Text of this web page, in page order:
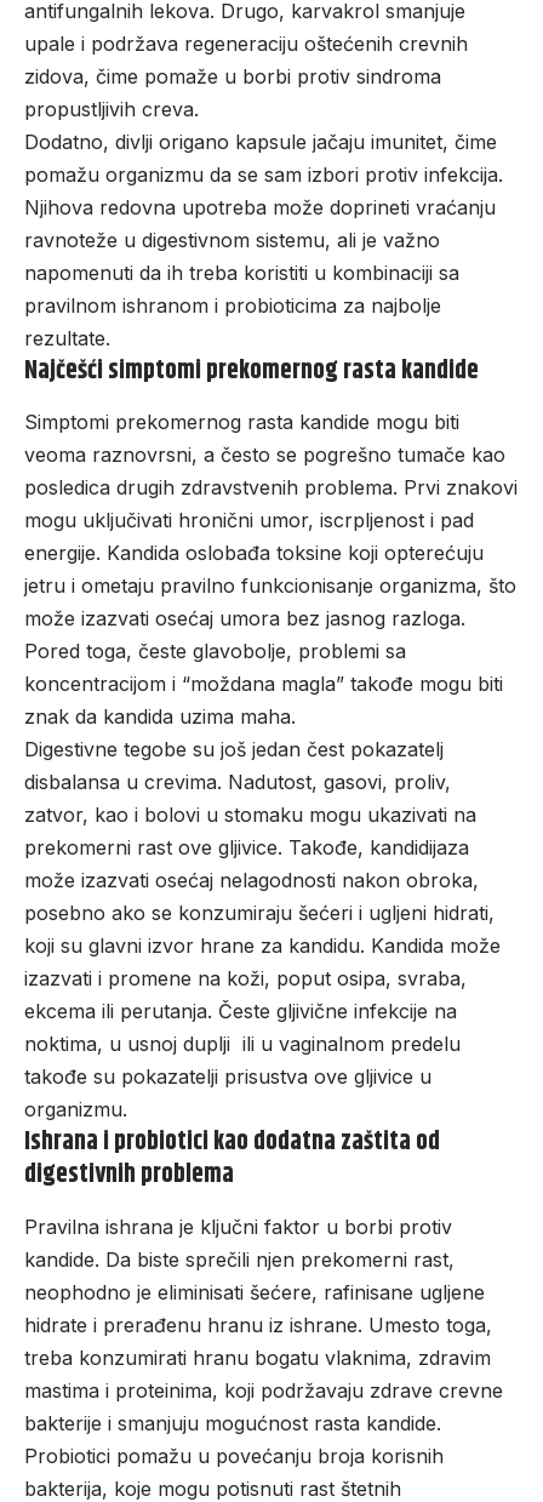
antifungalnih lekova. Drugo, karvakrol smanjuje
upale i podržava regeneraciju oštećenih crevnih
zidova, čime pomaže u borbi protiv sindroma
propustljivih creva.
Dodatno, divlji origano kapsule jačaju imunitet, čime
pomažu organizmu da se sam izbori protiv infekcija.
Njihova redovna upotreba može doprineti vraćanju
ravnoteže u digestivnom sistemu, ali je važno
napomenuti da ih treba koristiti u kombinaciji sa
pravilnom ishranom i probioticima za najbolje
rezultate.
Najčešći simptomi prekomernog rasta kandide
Simptomi prekomernog rasta kandide mogu biti
veoma raznovrsni, a često se pogrešno tumače kao
posledica drugih zdravstvenih problema. Prvi znakovi
mogu uključivati hronični umor, iscrpljenost i pad
energije. Kandida oslobađa toksine koji opterećuju
jetru i ometaju pravilno funkcionisanje organizma, što
može izazvati osećaj umora bez jasnog razloga.
Pored toga, česte glavobolje, problemi sa
koncentracijom i “moždana magla” takođe mogu biti
znak da kandida uzima maha.
Digestivne tegobe su još jedan čest pokazatelj
disbalansa u crevima. Nadutost, gasovi, proliv,
zatvor, kao i bolovi u stomaku mogu ukazivati na
prekomerni rast ove gljivice. Takođe, kandidijaza
može izazvati osećaj nelagodnosti nakon obroka,
posebno ako se konzumiraju šećeri i ugljeni hidrati,
koji su glavni izvor hrane za kandidu. Kandida može
izazvati i promene na koži, poput osipa, svraba,
ekcema ili perutanja. Česte gljivične infekcije na
noktima, u usnoj duplji ili u vaginalnom predelu
takođe su pokazatelji prisustva ove gljivice u
organizmu.
Ishrana i probiotici kao dodatna zaštita od
digestivnih problema
Pravilna ishrana je ključni faktor u borbi protiv
kandide. Da biste sprečili njen prekomerni rast,
neophodno je eliminisati šećere, rafinisane ugljene
hidrate i prerađenu hranu iz ishrane. Umesto toga,
treba konzumirati hranu bogatu vlaknima, zdravim
mastima i proteinima, koji podržavaju zdrave crevne
bakterije i smanjuju mogućnost rasta kandide.
Probiotici pomažu u povećanju broja korisnih
bakterija, koje mogu potisnuti rast štetnih